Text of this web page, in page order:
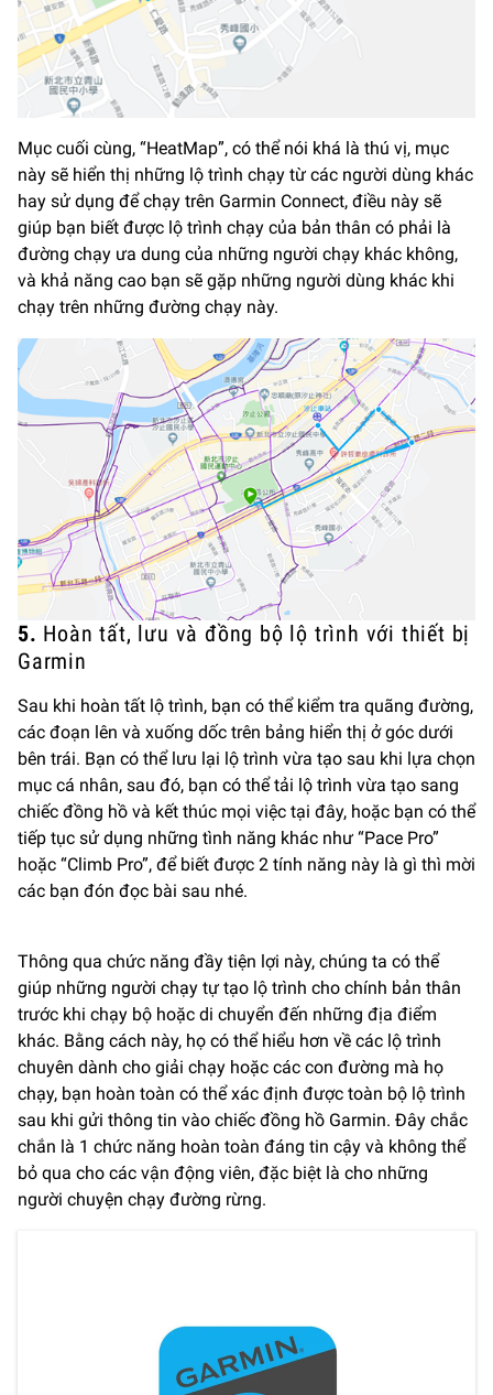
Mục cuối cùng, “HeatMap”, có thể nói khá là thú vị, mục
này sẽ hiển thị những lộ trình chạy từ các người dùng khác
hay sử dụng để chạy trên Garmin Connect, điều này sẽ
giúp bạn biết được lộ trình chạy của bản thân có phải là
đường chạy ưa dung của những người chạy khác không,
và khả năng cao bạn sẽ gặp những người dùng khác khi
chạy trên những đường chạy này.
5. Hoàn tất, lưu và đồng bộ lộ trình với thiết bị
Garmin
Sau khi hoàn tất lộ trình, bạn có thể kiểm tra quãng đường,
các đoạn lên và xuống dốc trên bảng hiển thị ở góc dưới
bên trái. Bạn có thể lưu lại lộ trình vừa tạo sau khi lựa chọn
mục cá nhân, sau đó, bạn có thể tải lộ trình vừa tạo sang
chiếc đồng hồ và kết thúc mọi việc tại đây, hoặc bạn có thể
tiếp tục sử dụng những tình năng khác như “Pace Pro”
hoặc “Climb Pro”, để biết được 2 tính năng này là gì thì mời
các bạn đón đọc bài sau nhé.
Thông qua chức năng đầy tiện lợi này, chúng ta có thể
giúp những người chạy tự tạo lộ trình cho chính bản thân
trước khi chạy bộ hoặc di chuyển đến những địa điểm
khác. Bằng cách này, họ có thể hiểu hơn về các lộ trình
chuyên dành cho giải chạy hoặc các con đường mà họ
chạy, bạn hoàn toàn có thể xác định được toàn bộ lộ trình
sau khi gửi thông tin vào chiếc đồng hồ Garmin. Đây chắc
chắn là 1 chức năng hoàn toàn đáng tin cậy và không thể
bỏ qua cho các vận động viên, đặc biệt là cho những
người chuyện chạy đường rừng.